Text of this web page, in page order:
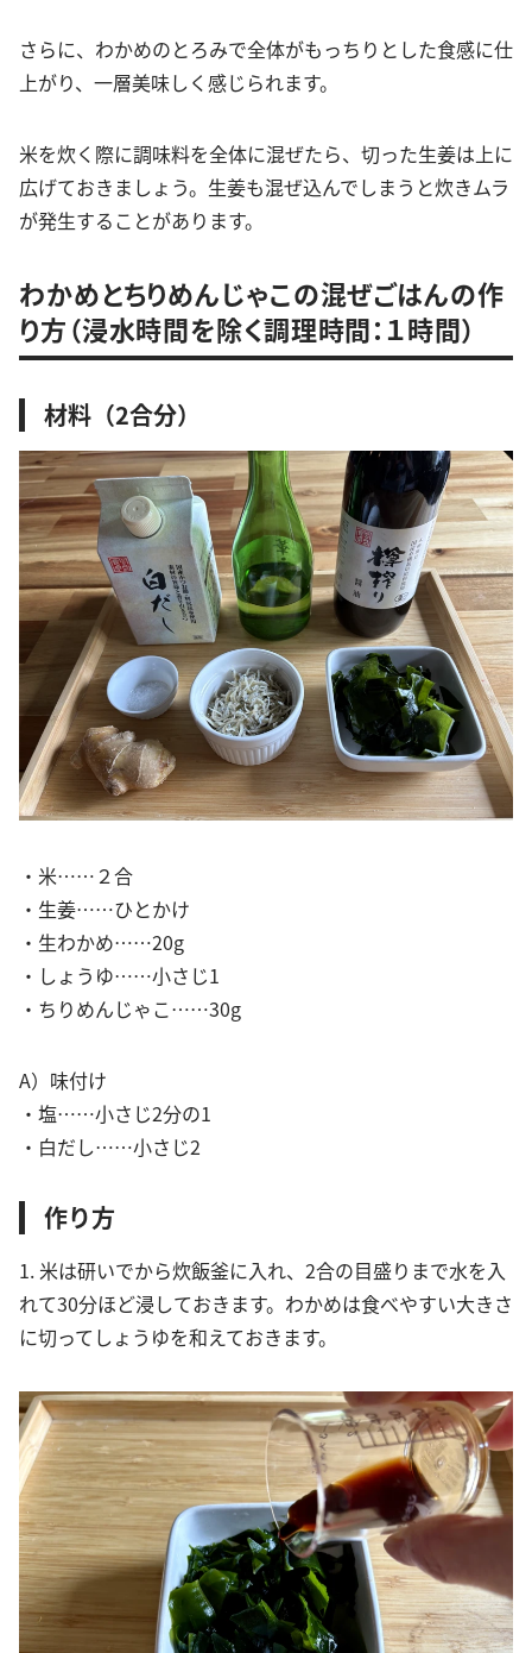
さらに、わかめのとろみで全体がもっちりとした食感に仕
上がり、一層美味しく感じられます。
米を炊く際に調味料を全体に混ぜたら、切った生姜は上に
広げておきましょう。生姜も混ぜ込んでしまうと炊きムラ
が発生することがあります。
わかめとちりめんじゃこの混ぜごはんの作
り方（浸水時間を除く調理時間：１時間）
材料（2合分）
・米……２合
・生姜……ひとかけ
・生わかめ……20g
・しょうゆ……小さじ1
・ちりめんじゃこ……30g
A）味付け
・塩……小さじ2分の1
・白だし……小さじ2
作り方
1. 米は研いでから炊飯釜に入れ、2合の目盛りまで水を入
れて30分ほど浸しておきます。わかめは食べやすい大きさ
に切ってしょうゆを和えておきます。